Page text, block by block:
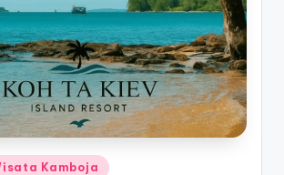
Kamboja